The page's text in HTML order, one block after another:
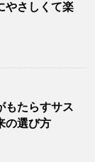
やさしくて楽
もたらすサス
の選び方